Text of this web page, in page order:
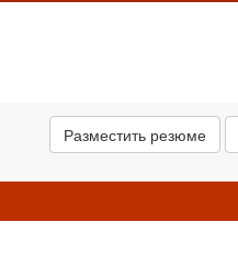
Разместить резюме